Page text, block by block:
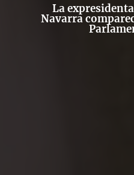
La
Navarra